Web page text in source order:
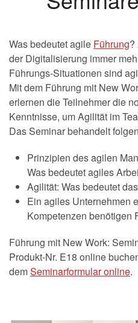
Was bedeutet agile Führung?
der Digitalisierung immer
Führungs-Situationen sind
Mit dem Führung mit New
erlernen die Teilnehmer die
Kenntnisse, um Agilität im
Das Seminar behandelt
Prinzipien des agilen
Was bedeutet agiles
Agilität: Was bedeutet
Ein agiles Unternehmen
Kompetenzen benötigen
Führung mit New Work:
Produkt-Nr. E18 online
demSeminarformular online.